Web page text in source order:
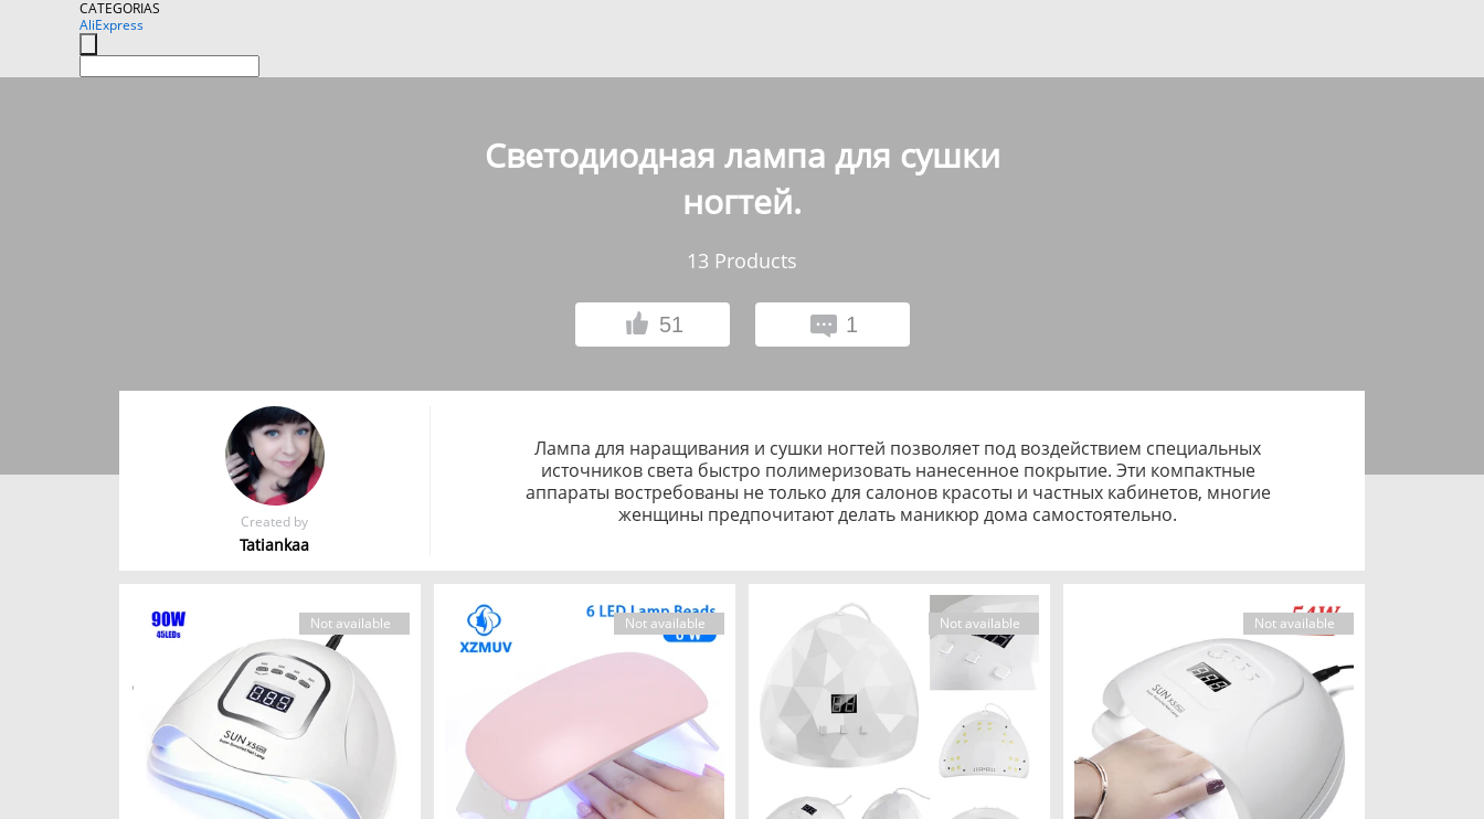
CATEGORIAS
AliExpress
Светодиодная лампа для сушки
ногтей.
13 Products
51 1
Created by
Tatiankaa
Лампа для наращивания и сушки ногтей позволяет под воздействием специальных
источников света быстро полимеризовать нанесенное покрытие. Эти компактные
аппараты востребованы не только для салонов красоты и частных кабинетов, многие
женщины предпочитают делать маникюр дома самостоятельно.
Not available Not available Not available Not available